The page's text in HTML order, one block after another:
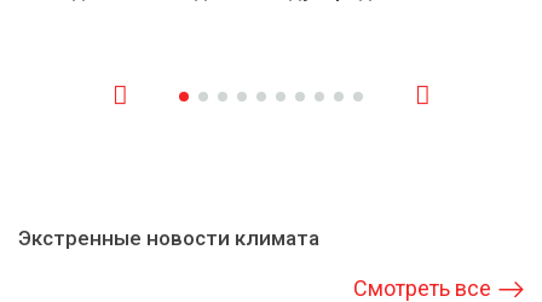
Экстренные новости климата
Смотреть все